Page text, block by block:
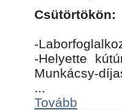
Csütörtökön:
-
-Helyette
Munkácsy-
...
Tovább